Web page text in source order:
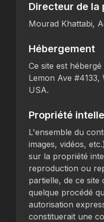
Directeur de la
Mourad Khattabi,
Hébergement
Ce site est
Lemon Ave #4133,
USA.
Propriété
L'ensemble du
images, vidéos,
sur la propriété
reproduction ou
partielle, de ce
quelque procédé
autorisation
constituerait une